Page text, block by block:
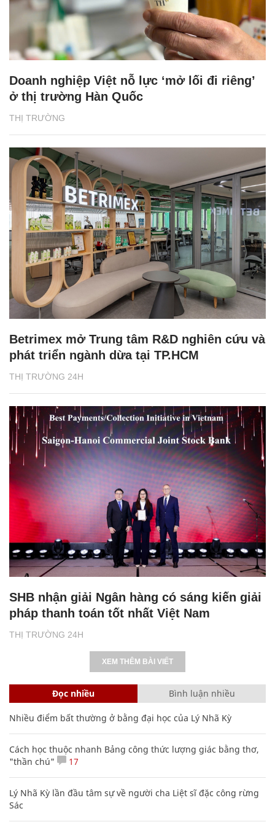
THỊ TRƯỜNG
Doanh nghiệp Việt nỗ lực ‘mở lối đi riêng’
ở thị trường Hàn Quốc
THỊ TRƯỜNG 24H
Betrimex mở Trung tâm R&D nghiên cứu và
phát triển ngành dừa tại TP.HCM
THỊ TRƯỜNG 24H
SHB nhận giải Ngân hàng có sáng kiến giải
pháp thanh toán tốt nhất Việt Nam
XEM THÊM BÀI VIẾT
Đọc nhiều Bình luận nhiều
Nhiều điểm bất thường ở bằng đại học của Lý Nhã Kỳ
Cách học thuộc nhanh Bảng công thức lượng giác bằng thơ,
"thần chú"
17
Lý Nhã Kỳ lần đầu tâm sự về người cha Liệt sĩ đặc công rừng
Sác